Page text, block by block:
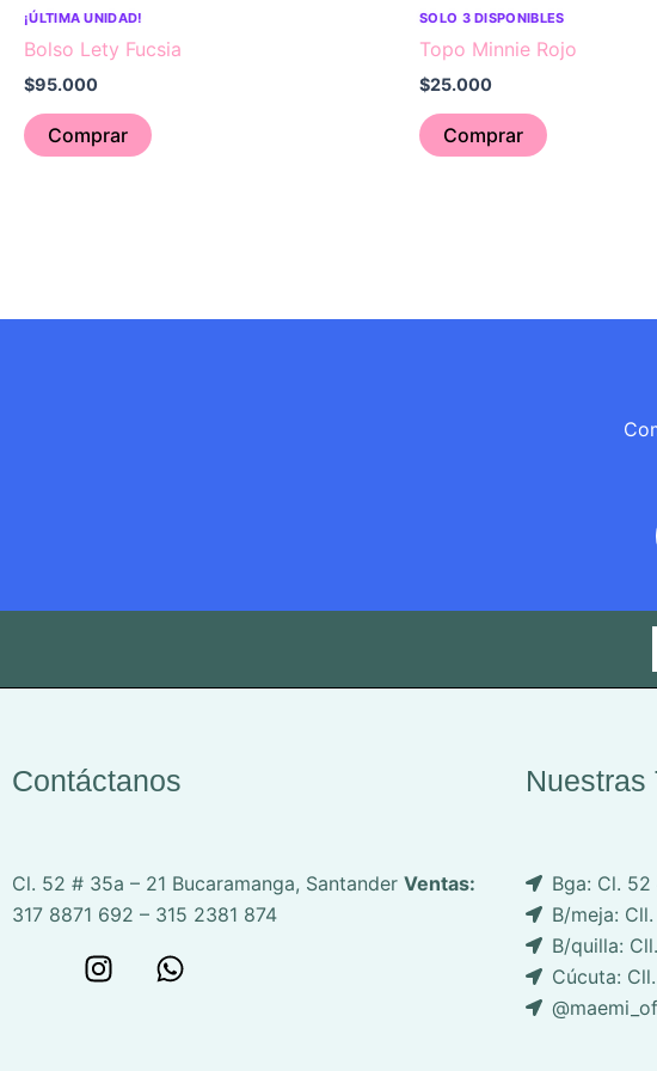
¡ÚLTIMA UNIDAD!
Bolso Lety Fucsia
$95.000
Comprar
SOLO 3 DISPONIBLES
Topo Minnie Rojo
$25.000
Comprar
Contáctanos
Cl. 52 # 35a – 21 Bucaramanga, Santander Ventas:
317 8871 692 – 315 2381 874
I
W
Nuestras
Bga: Cl.
B/meja:
B/quilla:
Cúcuta: